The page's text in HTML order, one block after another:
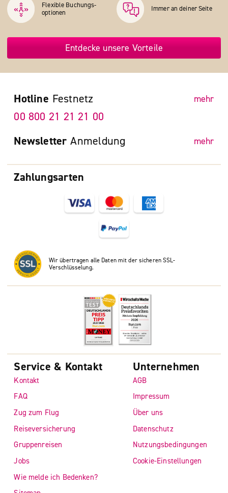
Flexible Buchungs­
optionen
Immer an deiner Seite
Entdecke unsere Vorteile
Zahlungsarten
Wir übertragen alle Daten mit der sicheren SSL-
Verschlüsselung.
Hotline Festnetz mehr
00 800 21 21 21 00
Newsletter Anmeldung mehr
Service & Kontakt
Kontakt
FAQ
Zug zum Flug
Reiseversicherung
Gruppenreisen
Jobs
Wie melde ich Bedenken?
Unternehmen
AGB
Impressum
Über uns
Datenschutz
Nutzungsbedingungen
Cookie-Einstellungen